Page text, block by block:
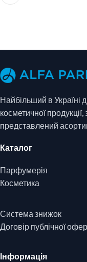
Найбільший в Україні
косметичної
представлений
Каталог
Парфумерія
Косметика
Система знижок
Договір публічної
Інформація